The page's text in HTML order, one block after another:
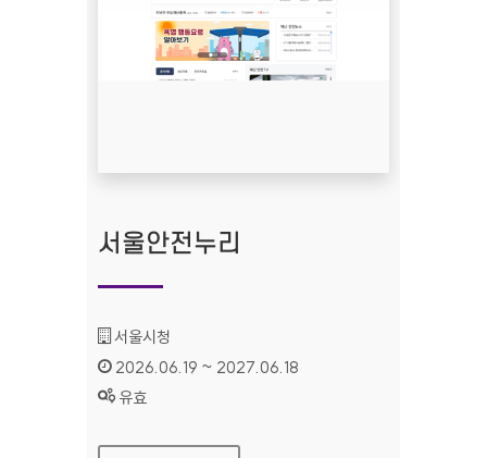
서울안전누리
기관명 :
서울시청
인증기간 :
2026.06.19 ~ 2027.06.18
상태 :
유효